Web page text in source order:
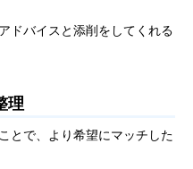
ドバイスと添削をしてくれる
理
とで、より希望にマッチした